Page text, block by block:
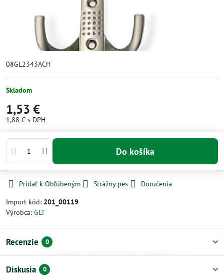
08GL2343ACH
Skladom
1,53 €
1,88 € s DPH
Do košíka
Pridať k Obľúbeným Strážny pes
Doručenia
Import kód: 201_00119
Výrobca: GLT
Recenzie 0
Diskusia 0